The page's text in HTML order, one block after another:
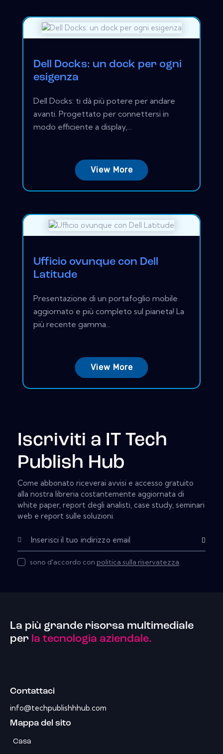
Dell Docks: un dock per ogni
esigenza
Dell Docks: ti dà più potere per andare
avanti. Progettato per connettersi in
modo efficiente a display,...
View More
Ufficio ovunque con Dell
Latitude
Presentazione di un portafoglio mobile
aggiornato e più completo sul pianeta! La
più recente gamma...
View More
Iscriviti a IT Tech
Publish Hub
Come abbonato riceverai avvisi e accesso gratuito
alla nostra libreria costantemente aggiornata di
white paper, report degli analisti, case study, seminari
web e report sulle soluzioni.
Subscribe
sono d'accordo con politica sulla riservatezza.
La più grande risorsa multimediale
per la tecnologia aziendale.
Contattaci
info@techpublishhhub.com
Mappa del sito
Casa